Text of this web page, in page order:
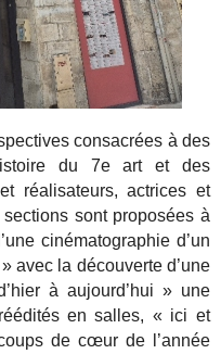
consacrées à des
du 7e art et des
réalisateurs, actrices et
sont proposées à
cinématographie d’un
avec la découverte d’une
à aujourd’hui » une
en salles, « ici et
de cœur de l’année